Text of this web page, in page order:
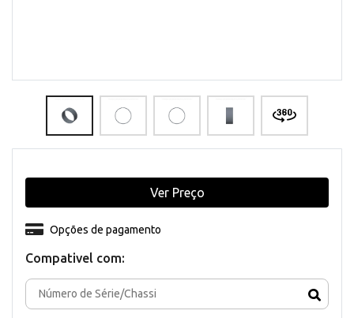
Compativel com:
Opções de pagamento
Ver Preço